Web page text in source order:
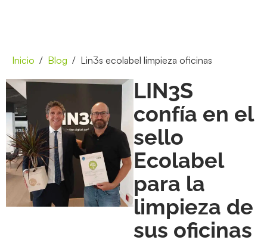
Inicio Blog Lin3s ecolabel limpieza oficinas
LIN3S
confía en el
sello
Ecolabel
para la
limpieza de
sus oficinas